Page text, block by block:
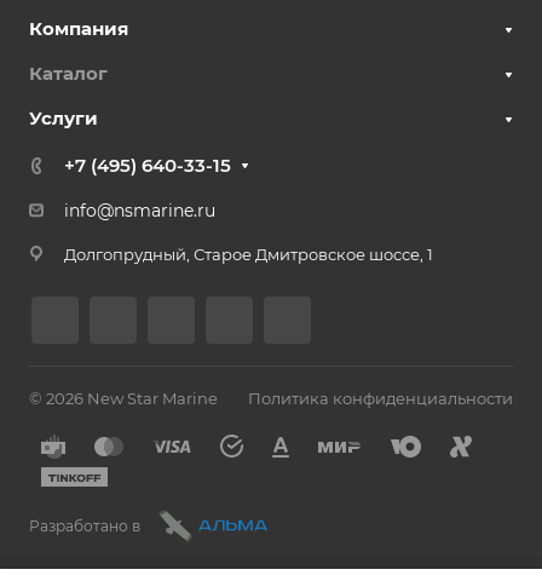
Компания
Каталог
Услуги
+7 (495) 640-33-15
info@nsmarine.ru
Долгопрудный, Старое Дмитровское шоссе, 1
© 2026 New Star Marine Политика конфиденциальности
Разработано в